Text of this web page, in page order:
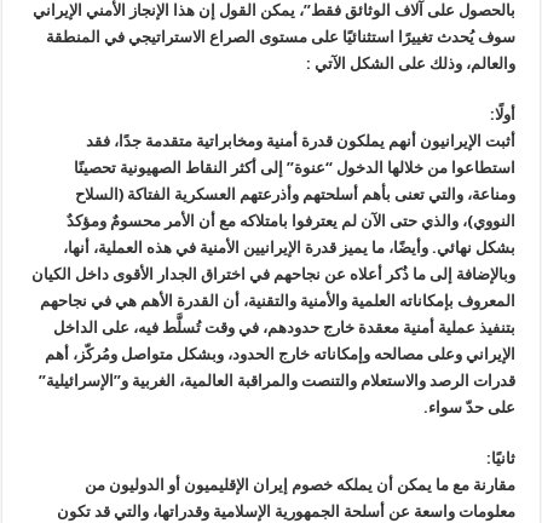
بالحصول على آلاف الوثائق فقط”، يمكن القول إن هذا الإنجاز الأمني الإيراني
سوف يُحدث تغييرًا استثنائيًا على مستوى الصراع الاستراتيجي في المنطقة
والعالم، وذلك على الشكل الآتي :
أولًا:
أثبت الإيرانيون أنهم يملكون قدرة أمنية ومخابراتية متقدمة جدًا، فقد
استطاعوا من خلالها الدخول “عنوة” إلى أكثر النقاط الصهيونية تحصينًا
ومناعة، والتي تعنى بأهم أسلحتهم وأذرعتهم العسكرية الفتاكة (السلاح
النووي)، والذي حتى الآن لم يعترفوا بامتلاكه مع أن الأمر محسومٌ ومؤكدٌ
بشكل نهائي. وأيضًا، ما يميز قدرة الإيرانيين الأمنية في هذه العملية، أنها،
وبالإضافة إلى ما ذُكر أعلاه عن نجاحهم في اختراق الجدار الأقوى داخل الكيان
المعروف بإمكاناته العلمية والأمنية والتقنية، أن القدرة الأهم هي في نجاحهم
بتنفيذ عملية أمنية معقدة خارج حدودهم، في وقت تُسلَّط فيه، على الداخل
الإيراني وعلى مصالحه وإمكاناته خارج الحدود، وبشكل متواصل ومُركّز، أهم
قدرات الرصد والاستعلام والتنصت والمراقبة العالمية، الغربية و”الإسرائيلية”
على حدّ سواء.
ثانيًا:
مقارنة مع ما يمكن أن يملكه خصوم إيران الإقليميون أو الدوليون من
معلومات واسعة عن أسلحة الجمهورية الإسلامية وقدراتها، والتي قد تكون